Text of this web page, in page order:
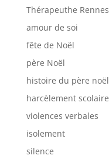
Thérapeuthe Rennes
amour de soi
fête de Noël
père Noël
histoire du père noël
harcèlement scolaire
violences verbales
isolement
silence